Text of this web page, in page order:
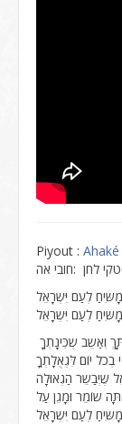
Piyout :
לחן :חובי אה
לְעַם יִּשְרָאֵל
לְעַם יִּשְרָאֵל
וְאַשֵב שְכִּינָתְךָ
בְכֹל יוֹם לִּגְאֻלָתְךָ
שֶיְבַשֵר הַגְאוּלָה
שוֹמֵר וּמָגֵן עַל
לְעַם יִּשְרָאֵל